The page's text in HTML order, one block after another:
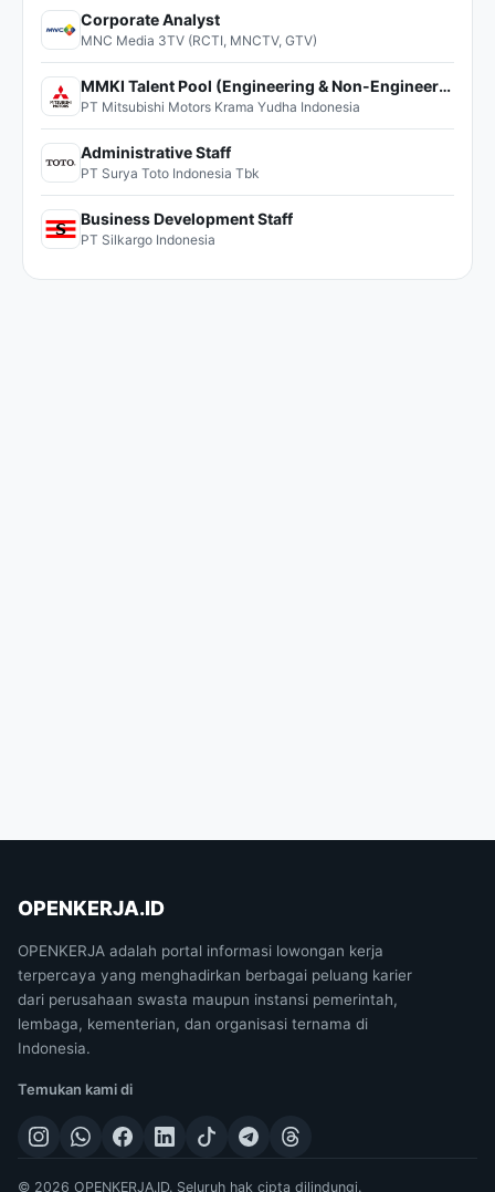
Corporate Analyst
MNC Media 3TV (RCTI, MNCTV, GTV)
MMKI Talent Pool (Engineering & Non-Engineering)
PT Mitsubishi Motors Krama Yudha Indonesia
Administrative Staff
PT Surya Toto Indonesia Tbk
Business Development Staff
PT Silkargo Indonesia
OPENKERJA.ID
OPENKERJA adalah portal informasi lowongan kerja
terpercaya yang menghadirkan berbagai peluang karier
dari perusahaan swasta maupun instansi pemerintah,
lembaga, kementerian, dan organisasi ternama di
Indonesia.
Temukan kami di
© 2026 OPENKERJA.ID. Seluruh hak cipta dilindungi.